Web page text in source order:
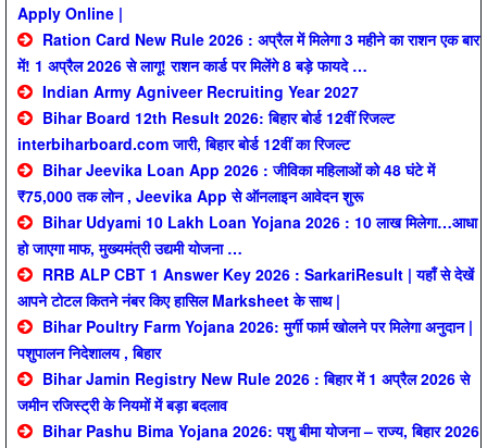
Apply Online |
Ration Card New Rule 2026 : अप्रैल में मिलेगा 3 महीने का राशन एक बार
में! 1 अप्रैल 2026 से लागू! राशन कार्ड पर मिलेंगे 8 बड़े फायदे …
Indian Army Agniveer Recruiting Year 2027
Bihar Board 12th Result 2026: बिहार बोर्ड 12वीं रिजल्ट
interbiharboard.com जारी, बिहार बोर्ड 12वीं का रिजल्ट
Bihar Jeevika Loan App 2026 : जीविका महिलाओं को 48 घंटे में
₹75,000 तक लोन , Jeevika App से ऑनलाइन आवेदन शुरू
Bihar Udyami 10 Lakh Loan Yojana 2026 : 10 लाख मिलेगा…आधा
हो जाएगा माफ, मुख्यमंत्री उद्यमी योजना …
RRB ALP CBT 1 Answer Key 2026 : SarkariResult | यहाँ से देखें
आपने टोटल कितने नंबर किए हासिल Marksheet के साथ |
Bihar Poultry Farm Yojana 2026: मुर्गी फार्म खोलने पर मिलेगा अनुदान |
पशुपालन निदेशालय , बिहार
Bihar Jamin Registry New Rule 2026 : बिहार में 1 अप्रैल 2026 से
जमीन रजिस्ट्री के नियमों में बड़ा बदलाव
Bihar Pashu Bima Yojana 2026: पशु बीमा योजना – राज्य, बिहार 2026